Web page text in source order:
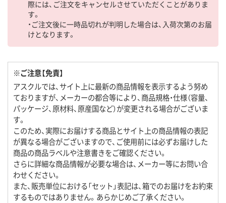
際には、ご注文をキャンセルさせていただくことがありま
す。
・ご注文後に一時品切れが判明した場合は、入荷次第のお届
けとなります。
※ご注意【免責】
アスクルでは、サイト上に最新の商品情報を表示するよう努め
ておりますが、メーカーの都合等により、商品規格・仕様（容量、
パッケージ、原材料、原産国など）が変更される場合がございま
す。
このため、実際にお届けする商品とサイト上の商品情報の表記
が異なる場合がございますので、ご使用前には必ずお届けした
商品の商品ラベルや注意書きをご確認ください。
さらに詳細な商品情報が必要な場合は、メーカー等にお問い合
わせください。
また、販売単位における「セット」表記は、箱でのお届けをお約束
するものではありません。あらかじめご了承ください。